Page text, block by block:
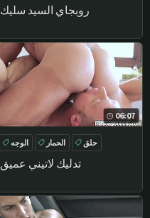
روبجاي السيد سليك
تدليك
06:07
تدليك لاتيني عميق
الوجه الحمار
حلق
تدليك